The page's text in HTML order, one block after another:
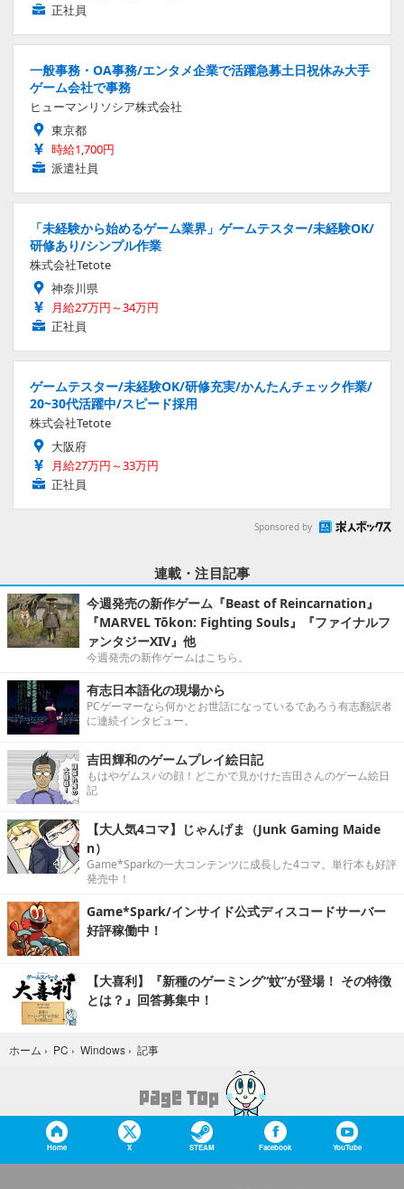
正社員
一般事務・OA事務/エンタメ企業で活躍急募土日祝休み大手
ゲーム会社で事務
ヒューマンリソシア株式会社
東京都
時給1,700円
派遣社員
「未経験から始めるゲーム業界」ゲームテスター/未経験OK/
研修あり/シンプル作業
株式会社Tetote
神奈川県
月給27万円～34万円
正社員
ゲームテスター/未経験OK/研修充実/かんたんチェック作業/
20~30代活躍中/スピード採用
株式会社Tetote
大阪府
月給27万円～33万円
正社員
Sponsored by
連載・注目記事
今週発売の新作ゲーム『Beast of Reincarnation』
『MARVEL Tōkon: Fighting Souls』『ファイナルフ
ァンタジーXIV』他
今週発売の新作ゲームはこちら。
有志日本語化の現場から
PCゲーマーなら何かとお世話になっているであろう有志翻訳者
に連続インタビュー。
吉田輝和のゲームプレイ絵日記
もはやゲムスパの顔！どこかで見かけた吉田さんのゲーム絵日
記
【大人気4コマ】じゃんげま（Junk Gaming Maide
n）
Game*Sparkの一大コンテンツに成長した4コマ。単行本も好評
発売中！
Game*Spark/インサイド公式ディスコードサーバー
好評稼働中！
【大喜利】『新種のゲーミング“蚊”が登場！ その特徴
とは？』回答募集中！
ホーム › PC › Windows › 記事
Home X STEAM Facebook YouTube